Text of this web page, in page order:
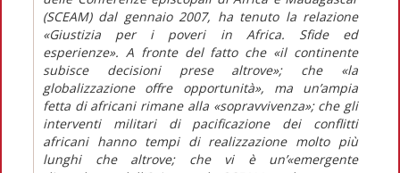
(SCEAM) dal gennaio 2007, ha tenuto la relazione
«Giustizia per i poveri in Africa. Sfide ed
esperienze». A fronte del fatto che «il continente
subisce decisioni prese altrove»; che «la
globalizzazione offre opportunità», ma un’ampia
fetta di africani rimane alla «sopravvivenza»; che gli
interventi militari di pacificazione dei conflitti
africani hanno tempi di realizzazione molto più
lunghi che altrove; che vi è un’«emergente